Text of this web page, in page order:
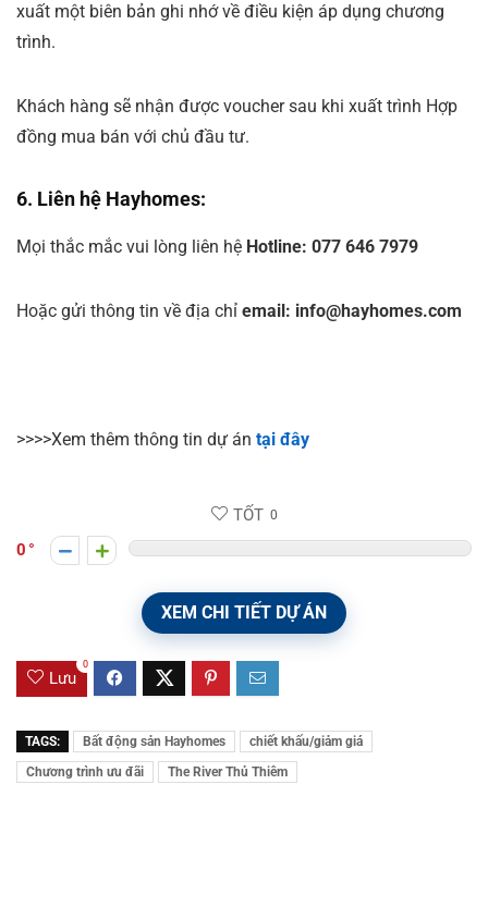
xuất một biên bản ghi nhớ về điều kiện áp dụng chương
trình.
Khách hàng sẽ nhận được voucher sau khi xuất trình Hợp
đồng mua bán với chủ đầu tư.
6. Liên hệ Hayhomes:
Mọi thắc mắc vui lòng liên hệ Hotline: 077 646 7979
Hoặc gửi thông tin về địa chỉ email: info@hayhomes.com
>>>>Xem thêm thông tin dự án tại đây
TỐT 0
0
XEM CHI TIẾT DỰ ÁN
Lưu
0
TAGS: Bất động sản Hayhomes
chiết khấu/giảm giá
Chương trình ưu đãi
The River Thủ Thiêm